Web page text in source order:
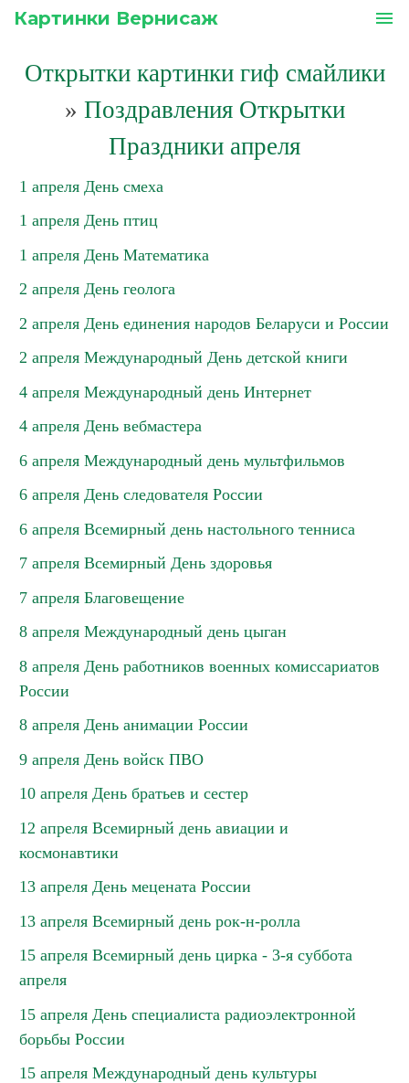
Картинки Вернисаж menu
Открытки картинки гиф смайлики
» Поздравления Открытки
Праздники апреля
1 апреля День смеха
1 апреля День птиц
1 апреля День Математика
2 апреля День геолога
2 апреля День единения народов Беларуси и России
2 апреля Международный День детской книги
4 апреля Международный день Интернет
4 апреля День вебмастера
6 апреля Международный день мультфильмов
6 апреля День следователя России
6 апреля Всемирный день настольного тенниса
7 апреля Всемирный День здоровья
7 апреля Благовещение
8 апреля Международный день цыган
8 апреля День работников военных комиссариатов
России
8 апреля День анимации России
9 апреля День войск ПВО
10 апреля День братьев и сестер
12 апреля Всемирный день авиации и
космонавтики
13 апреля День мецената России
13 апреля Всемирный день рок-н-ролла
15 апреля Всемирный день цирка - 3-я суббота
апреля
15 апреля День специалиста радиоэлектронной
борьбы России
15 апреля Международный день культуры